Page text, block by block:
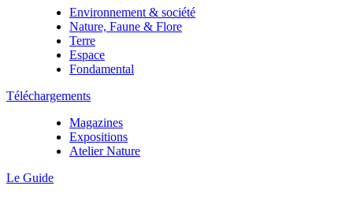
Environnement & société
Nature, Faune & Flore
Terre
Espace
Fondamental
Téléchargements
Magazines
Expositions
Atelier Nature
Le Guide